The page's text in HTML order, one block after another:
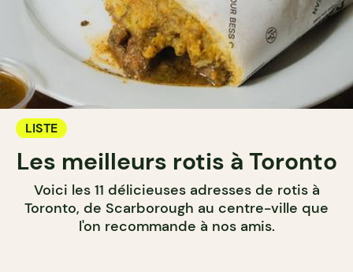
LISTE
Les meilleurs rotis à Toronto
Voici les 11 délicieuses adresses de rotis à
Toronto, de Scarborough au centre-ville que
l'on recommande à nos amis.